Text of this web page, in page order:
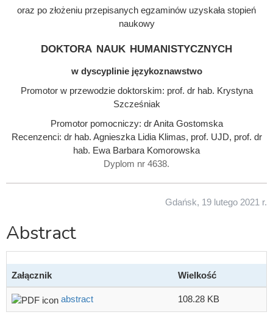
oraz po złożeniu przepisanych egzaminów uzyskała stopień
naukowy
doktora nauk humanistycznych
w dyscyplinie językoznawstwo
Promotor w przewodzie doktorskim: prof. dr hab. Krystyna
Szcześniak
Promotor pomocniczy: dr Anita Gostomska
Recenzenci: dr hab. Agnieszka Lidia Klimas, prof. UJD, prof. dr
hab. Ewa Barbara Komorowska
Dyplom nr 4638.
Gdańsk, 19 lutego 2021 r.
Abstract
Załącznik Wielkość
abstract 108.28 KB